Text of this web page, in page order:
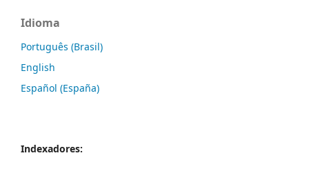
Idioma
Português (Brasil)
English
Español (España)
Indexadores: